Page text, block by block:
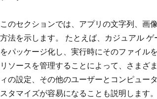
このセクションでは、アプリの文字列、画
方法を示します。 たとえば、カジュアル
をパッケージ化し、実行時にそのファイル
リソースを管理することによって、さまざ
ィの設定、その他のユーザーとコンピュー
スタマイズが容易になることも説明します